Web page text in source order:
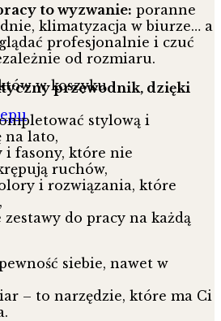
w koszyku.
to wyzwanie: poranne
klimatyzacja w biurze… a
profesjonalnie i czuć
od rozmiaru.
przewodnik, dzięki
stylową i
na lato,
i fasony, które nie
ruchów,
i rozwiązania, które
do pracy na każdą
siebie, nawet w
– to narzędzie, które ma Ci